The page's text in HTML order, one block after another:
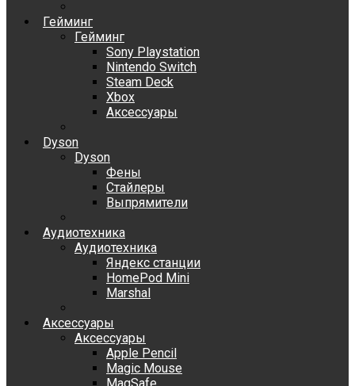
Гейминг
Гейминг
Sony Playstation
Nintendo Switch
Steam Deck
Xbox
Аксессуары
Dyson
Dyson
Фены
Стайлеры
Выпрямители
Аудиотехника
Аудиотехника
Яндекс станции
HomePod Mini
Marshal
Аксессуары
Аксессуары
Apple Pencil
Magic Mouse